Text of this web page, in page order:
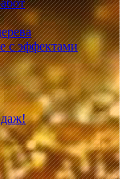
с эффектами